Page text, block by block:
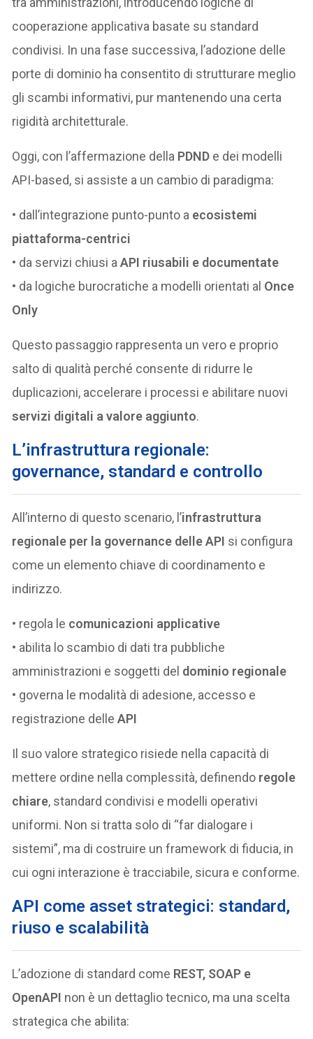
cooperazione applicativa basate su standard
condivisi. In una fase successiva, l’adozione delle
porte di dominio ha consentito di strutturare meglio
gli scambi informativi, pur mantenendo una certa
rigidità architetturale.
Oggi, con l’affermazione della PDND e dei modelli
API-based, si assiste a un cambio di paradigma:
• dall’integrazione punto-punto a ecosistemi
piattaforma-centrici
• da servizi chiusi aAPI riusabili e documentate
• da logiche burocratiche a modelli orientati al Once
Only
Questo passaggio rappresenta un vero e proprio
salto di qualità perché consente di ridurre le
duplicazioni, accelerare i processi e abilitare nuovi
servizi digitali a valore aggiunto.
L’infrastruttura regionale:
governance, standard e controllo
All’interno di questo scenario, l’infrastruttura
regionale per la governance delle API si configura
come un elemento chiave di coordinamento e
indirizzo.
• regola le comunicazioni applicative
• abilita lo scambio di dati tra pubbliche
amministrazioni e soggetti del dominio regionale
• governa le modalità di adesione, accesso e
registrazione delleAPI
Il suo valore strategico risiede nella capacità di
mettere ordine nella complessità, definendo regole
chiare, standard condivisi e modelli operativi
uniformi. Non si tratta solo di “far dialogare i
sistemi”, ma di costruire un framework di fiducia, in
cui ogni interazione è tracciabile, sicura e conforme.
API come asset strategici: standard,
riuso e scalabilità
L’adozione di standard come REST, SOAP e
OpenAPI non è un dettaglio tecnico, ma una scelta
strategica che abilita: